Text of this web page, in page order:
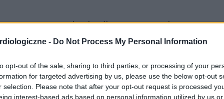
- Do Not Process My Personal Information
opt-out of the sale, sharing to third parties, or processing of your
for targeted advertising by us, please use the below opt-out
selection. Please note that after your opt-out request is processed
interest-based ads based on personal information utilized by us
najczęstszych chorób naszej cywilizacji. Jej
wieńcowych, która prowadza do zmniejszenia
takiej sytuacji jest niedokrwienie mięśnia
krwi czyli odżywienia wcześniej lub później
dopływa krew zamiera. Serce, którego główną